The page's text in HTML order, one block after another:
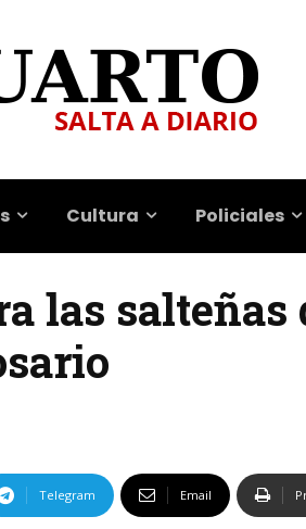
Cultura Policiales
las salteñas
Telegram Email